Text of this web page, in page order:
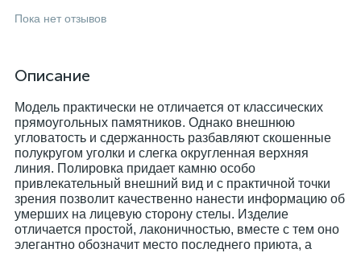
Пока нет отзывов
Описание
Модель практически не отличается от классических
прямоугольных памятников. Однако внешнюю
угловатость и сдержанность разбавляют скошенные
полукругом уголки и слегка округленная верхняя
линия. Полировка придает камню особо
привлекательный внешний вид и с практичной точки
зрения позволит качественно нанести информацию об
умерших на лицевую сторону стелы. Изделие
отличается простой, лаконичностью, вместе с тем оно
элегантно обозначит место последнего приюта, а